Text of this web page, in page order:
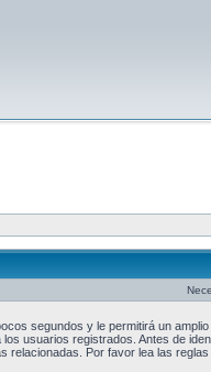
segundos y le permitirá un amplio
usuarios registrados. Antes de
relacionadas. Por favor lea las